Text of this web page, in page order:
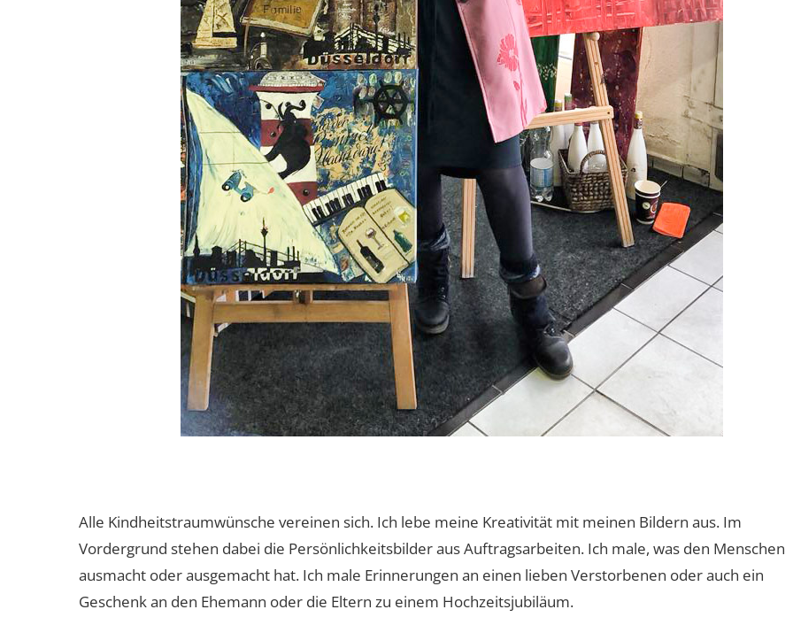
Alle Kindheitstraumwünsche vereinen sich. Ich lebe meine Kreativität mit meinen Bildern aus. Im
Vordergrund stehen dabei die Persönlichkeitsbilder aus Auftragsarbeiten. Ich male, was den Menschen
ausmacht oder ausgemacht hat. Ich male Erinnerungen an einen lieben Verstorbenen oder auch ein
Geschenk an den Ehemann oder die Eltern zu einem Hochzeitsjubiläum.